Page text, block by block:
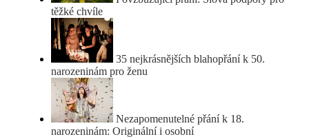
těžké chvíle
35 nejkrásnějších blahopřání k 50.
narozeninám pro ženu
Nezapomenutelné přání k 18.
narozeninám: Originální i osobní